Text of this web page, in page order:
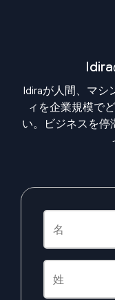
Idiraが人間、マシ
ィを企業規模で
い。ビジネスを停